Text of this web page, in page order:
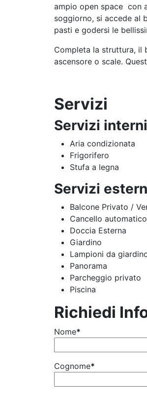
ampio open space con
soggiorno, si accede al
pasti e godersi le
Completa la struttura, il
ascensore o scale.
Servizi
Servizi interni
Aria condizionata
Frigorifero
Stufa a legna
Servizi
Balcone Privato /
Cancello automatico
Doccia Esterna
Giardino
Lampioni da
Panorama
Parcheggio privato
Piscina
Richiedi
Nome*
Cognome*